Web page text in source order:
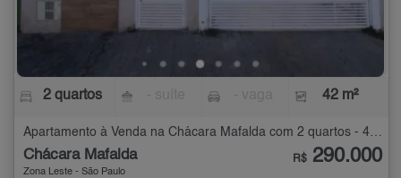
2 quartos 42 m²
Apartamento à Venda na Chácara Mafalda com 2 quartos - 42 m²
Chácara Mafalda
Zona Leste - São Paulo
R$ 290.000